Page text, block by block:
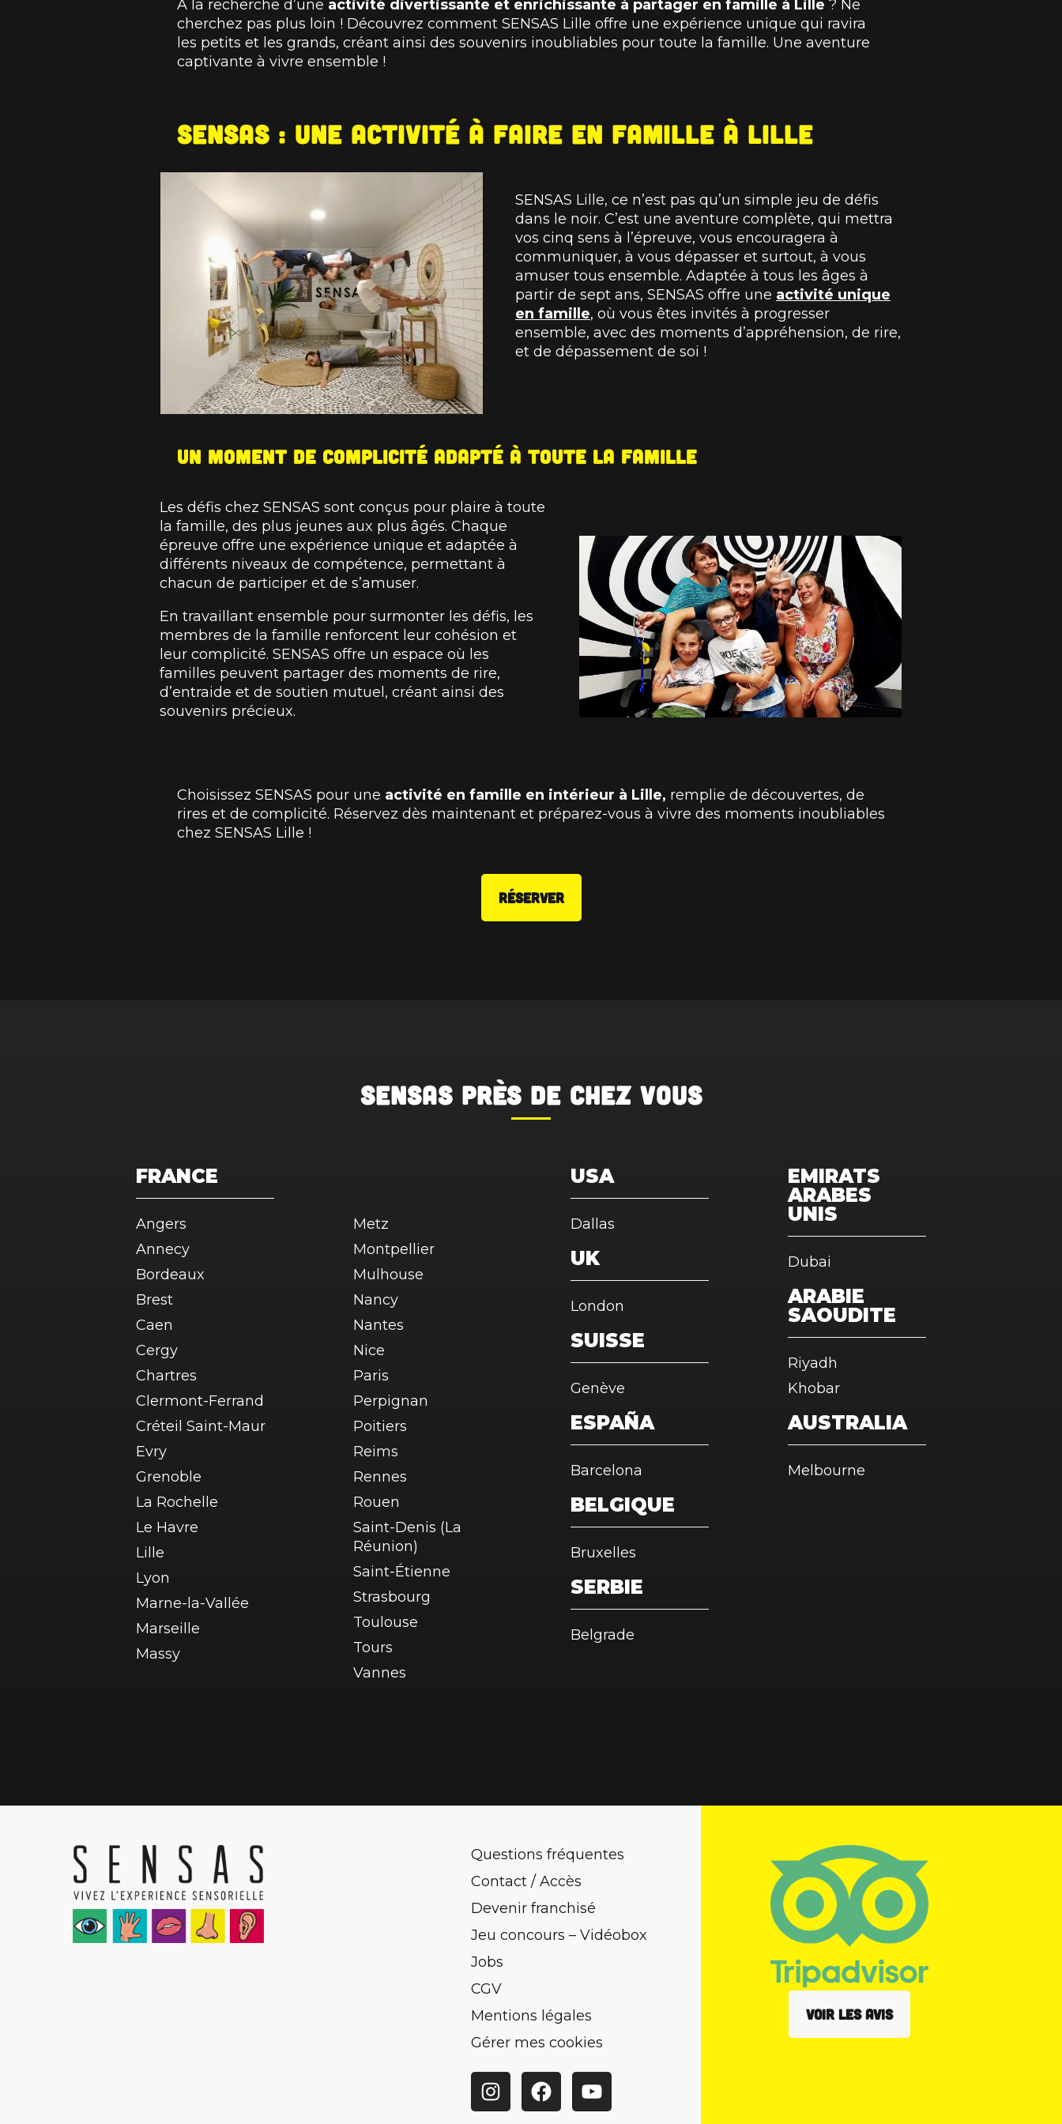
À la recherche d’une activité divertissante et enrichissante à partager en famille à Lille ? Ne
cherchez pas plus loin ! Découvrez comment SENSAS Lille offre une expérience unique qui ravira
les petits et les grands, créant ainsi des souvenirs inoubliables pour toute la famille. Une aventure
captivante à vivre ensemble !
SENSAS : une activité à faire en famille à Lille
SENSAS Lille, ce n’est pas qu’un simple jeu de défis
dans le noir. C’est une aventure complète, qui mettra
vos cinq sens à l’épreuve, vous encouragera à
communiquer, à vous dépasser et surtout, à vous
amuser tous ensemble. Adaptée à tous les âges à
partir de sept ans, SENSAS offre une activité unique
en famille, où vous êtes invités à progresser
ensemble, avec des moments d’appréhension, de rire,
et de dépassement de soi !
Un moment de complicité adapté à toute la famille
Les défis chez SENSAS sont conçus pour plaire à toute
la famille, des plus jeunes aux plus âgés. Chaque
épreuve offre une expérience unique et adaptée à
différents niveaux de compétence, permettant à
chacun de participer et de s’amuser.
En travaillant ensemble pour surmonter les défis, les
membres de la famille renforcent leur cohésion et
leur complicité. SENSAS offre un espace où les
familles peuvent partager des moments de rire,
d’entraide et de soutien mutuel, créant ainsi des
souvenirs précieux.
Choisissez SENSAS pour une activité en famille en intérieur à Lille, remplie de découvertes, de
rires et de complicité. Réservez dès maintenant et préparez-vous à vivre des moments inoubliables
chez SENSAS Lille !
RÉSERVER
SENSASprès de chez vous
FRANCE
Angers
Annecy
Bordeaux
Brest
Caen
Cergy
Chartres
Clermont-Ferrand
Créteil Saint-Maur
Evry
Grenoble
La Rochelle
Le Havre
Lille
Lyon
Marne-la-Vallée
Marseille
Massy
Metz
Montpellier
Mulhouse
Nancy
Nantes
Nice
Paris
Perpignan
Poitiers
Reims
Rennes
Rouen
Saint-Denis (La
Réunion)
Saint-Étienne
Strasbourg
Toulouse
Tours
Vannes
USA
Dallas
UK
London
SUISSE
Genève
ESPAÑA
Barcelona
BELGIQUE
Bruxelles
SERBIE
Belgrade
EMIRATS
ARABES
UNIS
Dubai
ARABIE
SAOUDITE
Riyadh
Khobar
AUSTRALIA
Melbourne
Questions fréquentes
Contact / Accès
Devenir franchisé
Jeu concours – Vidéobox
Jobs
CGV
Mentions légales
Gérer mes cookies
InstagramFacebookYouTube
VOIR LES AVIS